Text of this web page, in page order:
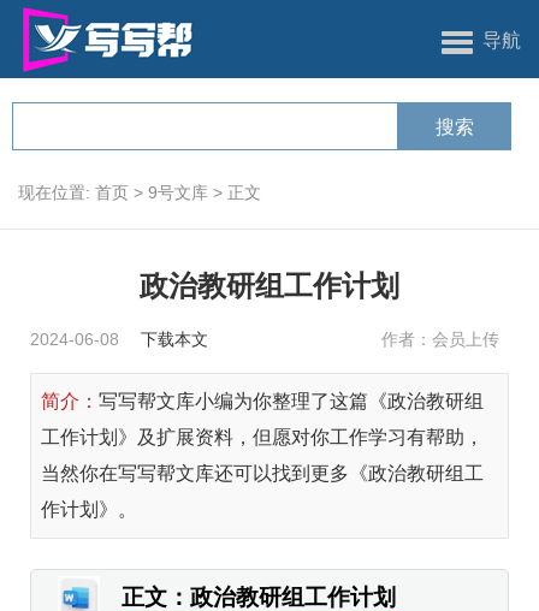
导航
现在位置: 首页 > 9号文库 > 正文
政治教研组工作计划
2024-06-08 下载本文 作者：会员上传
简介： 写写帮文库小编为你整理了这篇《政治教研组
工作计划》及扩展资料，但愿对你工作学习有帮助，
当然你在写写帮文库还可以找到更多《政治教研组工
作计划》。
正文：政治教研组工作计划